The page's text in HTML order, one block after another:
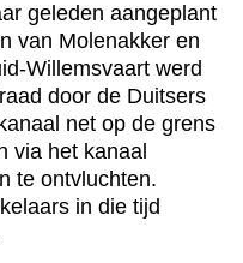
geleden aangeplant
van Molenakker en
Willemsvaart werd
door de Duitsers
net op de grens
via het kanaal
te ontvluchten.
in die tijd